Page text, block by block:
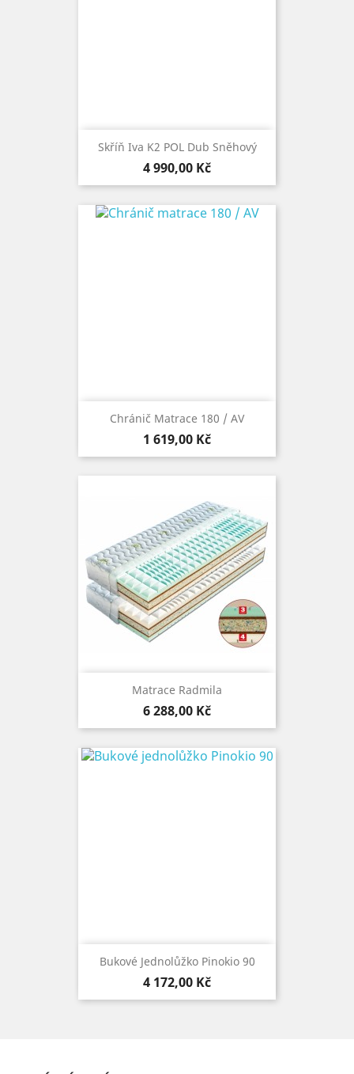
Skříň Iva K2 POL Dub Sněhový
Cena
4 990,00 Kč
Chránič Matrace 180 / AV
Cena
1 619,00 Kč
Matrace Radmila
Cena
6 288,00 Kč
Bukové Jednolůžko Pinokio 90
Cena
4 172,00 Kč